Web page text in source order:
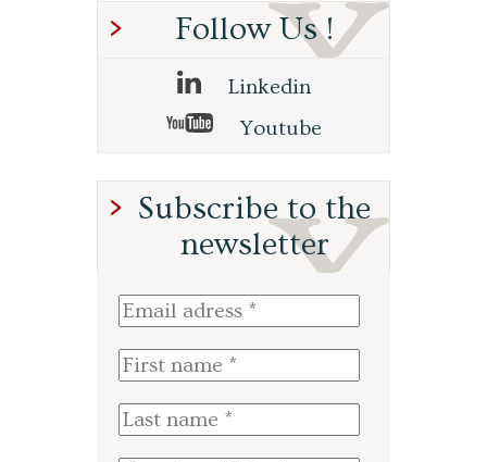
Follow Us !
Linkedin
Youtube
Subscribe to the
newsletter